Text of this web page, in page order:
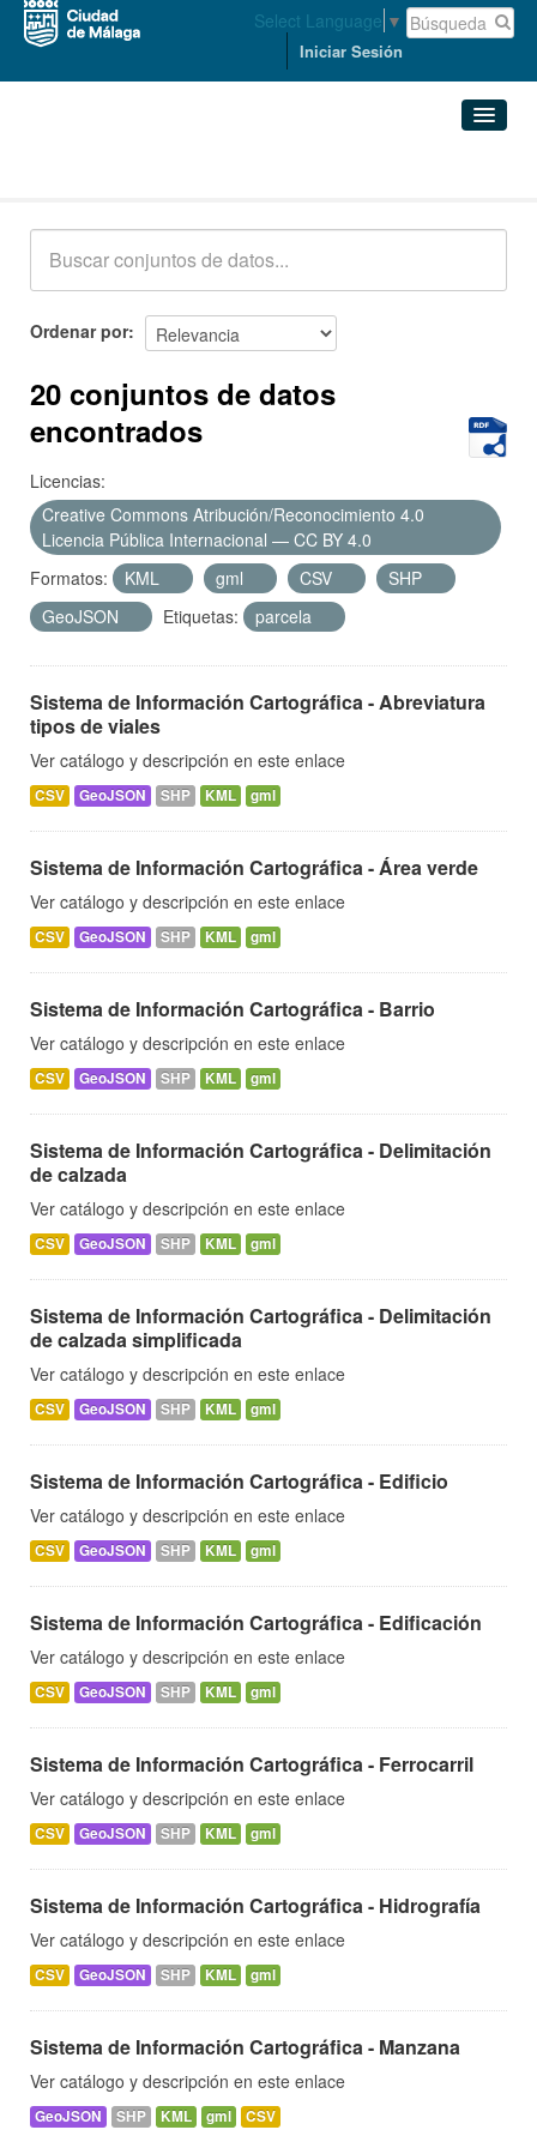
Select Language ▼
Iniciar Sesión
Acerca de
Ordenar por
20 conjuntos de datos
encontrados
Licencias:
Creative Commons Atribución/Reconocimiento 4.0
Licencia Pública Internacional — CC BY 4.0
Formatos:
KML gml CSV
SHP
GeoJSON
Etiquetas: parcela
Sistema de Información Cartográfica - Abreviatura
tipos de viales
Ver catálogo y descripción en este enlace
CSV GeoJSON SHP KML gml
Sistema de Información Cartográfica - Área verde
Ver catálogo y descripción en este enlace
CSV GeoJSON SHP KML gml
Sistema de Información Cartográfica - Barrio
Ver catálogo y descripción en este enlace
CSV GeoJSON SHP KML gml
Sistema de Información Cartográfica - Delimitación
de calzada
Ver catálogo y descripción en este enlace
CSV GeoJSON SHP KML gml
Sistema de Información Cartográfica - Delimitación
de calzada simplificada
Ver catálogo y descripción en este enlace
CSV GeoJSON SHP KML gml
Sistema de Información Cartográfica - Edificio
Ver catálogo y descripción en este enlace
CSV GeoJSON SHP KML gml
Sistema de Información Cartográfica - Edificación
Ver catálogo y descripción en este enlace
CSV GeoJSON SHP KML gml
Sistema de Información Cartográfica - Ferrocarril
Ver catálogo y descripción en este enlace
CSV GeoJSON SHP KML gml
Sistema de Información Cartográfica - Hidrografía
Ver catálogo y descripción en este enlace
CSV GeoJSON SHP KML gml
Sistema de Información Cartográfica - Manzana
Ver catálogo y descripción en este enlace
GeoJSON SHP KML gml CSV